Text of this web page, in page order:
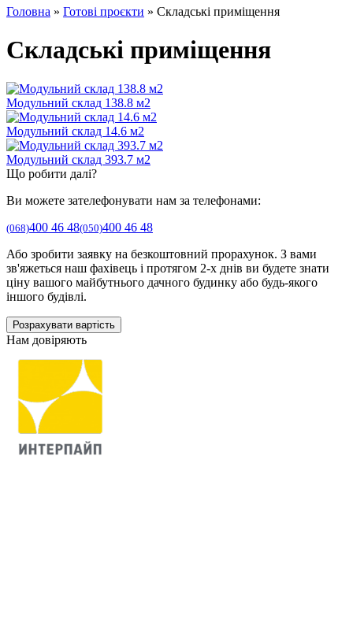
Головна » Готові проєкти » Складські приміщення
Складські приміщення
Модульний склад 138.8 м2
Модульний склад 14.6 м2
Модульний склад 393.7 м2
Що робити далі?
Ви можете зателефонувати нам за телефонами:
(068)400 46 48(050)400 46 48
Або зробити заявку на безкоштовний прорахунок. З вами
зв'яжеться наш фахівець і протягом 2-х днів ви будете знати
ціну вашого майбутнього дачного будинку або будь-якого
іншого будівлі.
Розрахувати вартість
Нам довіряють